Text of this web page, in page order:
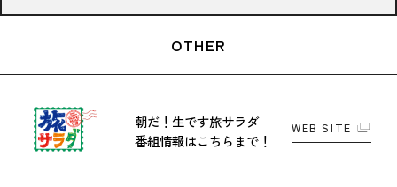
OTHER
朝だ！生です旅サラダ
番組情報はこちらまで！
WEB SITE